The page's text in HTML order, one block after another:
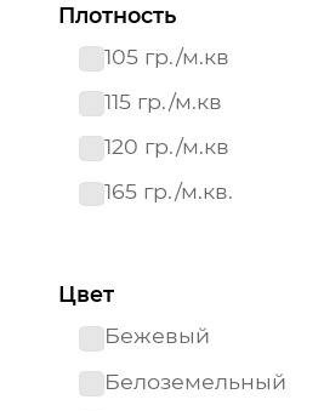
Плотность
105 гр./м.кв
115 гр./м.кв
120 гр./м.кв
165 гр./м.кв.
Цвет
Бежевый
Белоземельный